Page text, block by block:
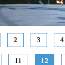
2 3 4
11 12